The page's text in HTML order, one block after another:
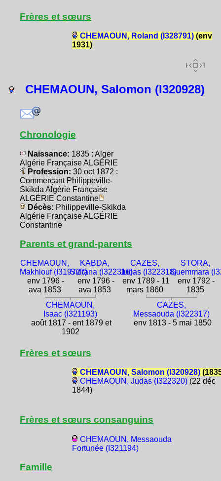
Frères et sœurs
CHEMAOUN, Roland (I328791)(env
1931)
CHEMAOUN, Salomon (I320928)
Chronologie
Naissance: 1835 : Alger
Algérie Française ALGÉRIE
Profession: 30 oct 1872 :
Commerçant Philippeville-
Skikda Algérie Française
ALGÉRIE Constantine
Décès: Philippeville-Skikda
Algérie Française ALGÉRIE
Constantine
Parents et grand-parents
CHEMAOUN,
Makhlouf (I319727)
env 1796 -
ava 1853
KABDA,
Sultana (I322316)
env 1796 -
ava 1853
CAZES,
Judas (I322318)
env 1789 - 11
mars 1860
STORA,
Guemmara
env 1792 -
1835
CHEMAOUN,
Isaac (I321193)
août 1817 - ent 1879 et
1902
CAZES,
Messaouda (I322317)
env 1813 - 5 mai 1850
Frères et sœurs
CHEMAOUN, Salomon (I320928)
CHEMAOUN, Judas (I322320)(22 déc
1844)
Frères et sœurs consanguins
CHEMAOUN, Messaouda
Fortunée (I321194)
Famille